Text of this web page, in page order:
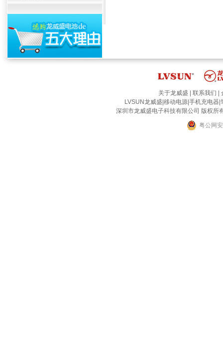
关于龙威盛 联系我们
LVSUN龙威盛 移动电源 手机充电器
深圳市龙威盛电子科技有限公司 版权
粤公网